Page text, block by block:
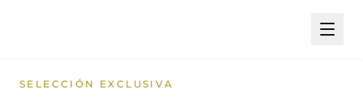
SELECCIÓN EXCLUSIVA